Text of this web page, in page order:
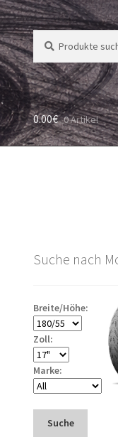
Suchen
nach:
Suchen
0.00€ 0 Artikel
Suche nach
Breite/Höhe:
Zoll:
Marke:
Suche